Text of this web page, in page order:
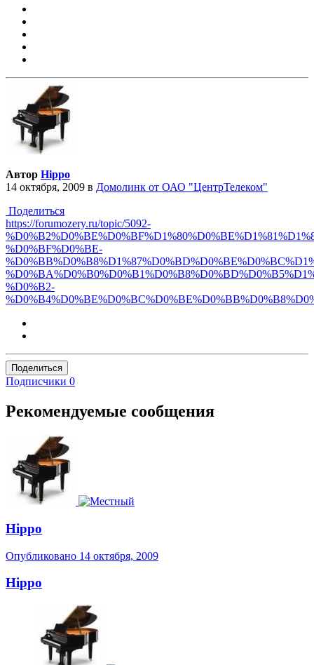
Автор Hippo
14 октября, 2009 в Домолинк от ОАО "ЦентрТелеком"
Поделиться
https://forumozery.ru/topic/5092-
%D0%BF%D0%BE-
%D0%B2-
Поделиться
Подписчики 0
Рекомендуемые сообщения
Hippo
Опубликовано 14 октября, 2009
Hippo